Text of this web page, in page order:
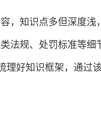
，知识点多但深度浅
法规、处罚标准等细
理好知识框架，通过